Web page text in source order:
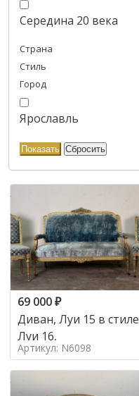
Середина 20 века
Страна
Стиль
Город
Ярославль
69 000₽
Диван, Луи 15 в стиле
Луи 16,
Артикул: N6098